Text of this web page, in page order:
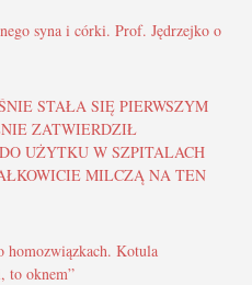
syna i córki. Prof. Jędrzejko o
STAŁA SIĘ PIERWSZYM
ZATWIERDZIŁ
UŻYTKU W SZPITALACH
MILCZĄ NA TEN
homozwiązkach. Kotula
to oknem”